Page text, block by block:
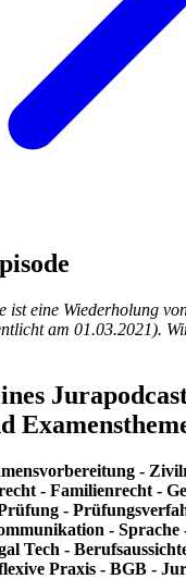
ist eine Wiederholung
am 01.03.2021).
-
- Familienrecht -
-
-
Tech -
Praxis - BGB -